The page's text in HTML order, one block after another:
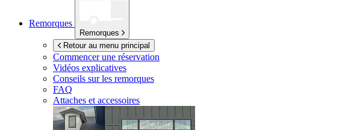
Remorques
Remorques
Retour au menu principal
Commencer une réservation
Vidéos explicatives
Conseils sur les remorques
FAQ
Attaches et accessoires